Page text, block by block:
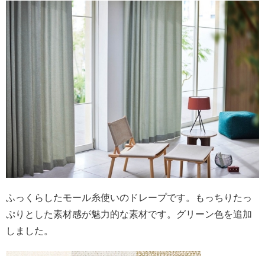
ふっくらしたモール糸使いのドレープです。もっちりたっ
ぷりとした素材感が魅力的な素材です。グリーン色を追加
しました。